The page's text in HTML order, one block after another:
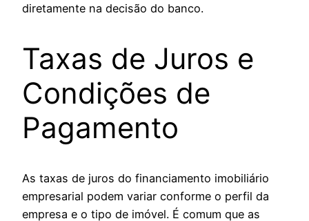
diretamente na decisão do banco.
Taxas de Juros e
Condições de
Pagamento
As taxas de juros do financiamento imobiliário
empresarial podem variar conforme o perfil da
empresa e o tipo de imóvel. É comum que as